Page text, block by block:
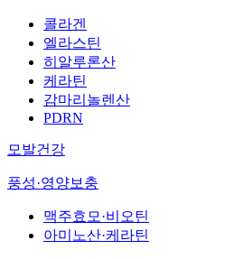
콜라겐
엘라스틴
히알루론산
케라틴
감마리놀렌산
PDRN
모발건강
풍성·영양보충
맥주효모·비오틴
아미노산·케라틴